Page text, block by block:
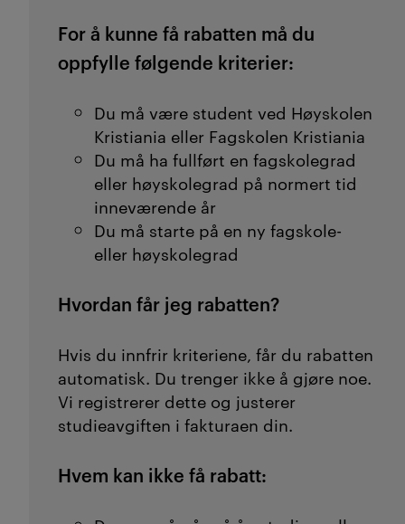
Fra bachelor til master:Med
en mastergrad får du en
spesialisering som
kvalifiserer deg til stillinger
med mer ansvar og som
regel høyere lønn.Les mer
om våre mastergrader her.
De aller fleste av våre
første året i et eller flere
bachelorprogram. Du kan
dermed søke opptak direkte
For å kunne få rabatten må du
oppfylle følgende kriterier:
Du må være student ved Høyskolen
Kristiania eller Fagskolen Kristiania
Du må ha fullført en fagskolegrad
eller høyskolegrad på normert tid
inneværende år
Du må starte på en ny fagskole-
eller høyskolegrad
Hvordan får jeg rabatten?
Hvis du innfrir kriteriene, får du rabatten
automatisk. Du trenger ikke å gjøre noe.
Vi registrerer dette og justerer
studieavgiften i fakturaen din.
Hvem kan ikke få rabatt: